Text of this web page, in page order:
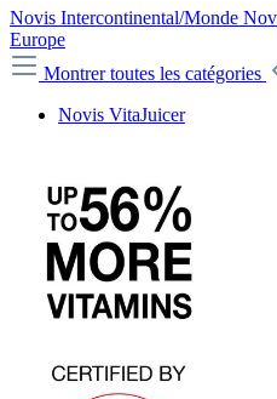
Novis Intercontinental/Monde
Europe
Montrer toutes les catégories
Novis VitaJuicer